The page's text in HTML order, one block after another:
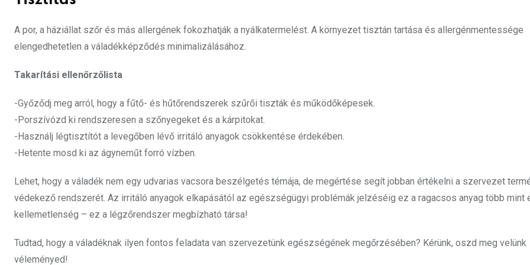
A por, a háziállat szőr és más allergének fokozhatják a nyálkatermelést. A környezet tisztán tartása és allergénmentessége
elengedhetetlen a váladékképződés minimalizálásához.
Takarítási ellenőrzőlista
-Győződj meg arról, hogy a fűtő- és hűtőrendszerek szűrői tiszták és működőképesek.
-Porszívózd ki rendszeresen a szőnyegeket és a kárpitokat.
-Használj légtisztítót a levegőben lévő irritáló anyagok csökkentése érdekében.
-Hetente mosd ki az ágyneműt forró vízben.
Lehet, hogy a váladék nem egy udvarias vacsora beszélgetés témája, de megértése segít jobban értékelni a szervezet
védekező rendszerét. Az irritáló anyagok elkapásától az egészségügyi problémák jelzéséig ez a ragacsos anyag több mint
kellemetlenség – ez a légzőrendszer megbízható társa!
Tudtad, hogy a váladéknak ilyen fontos feladata van szervezetünk egészségének megőrzésében? Kérünk, oszd meg velünk
véleményed!